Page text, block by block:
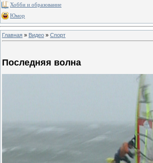
Хобби и образование
Юмор
Главная » Видео » Спорт
Последняя волна